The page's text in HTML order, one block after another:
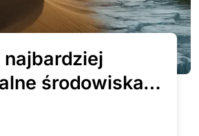
najbardziej
środowiska